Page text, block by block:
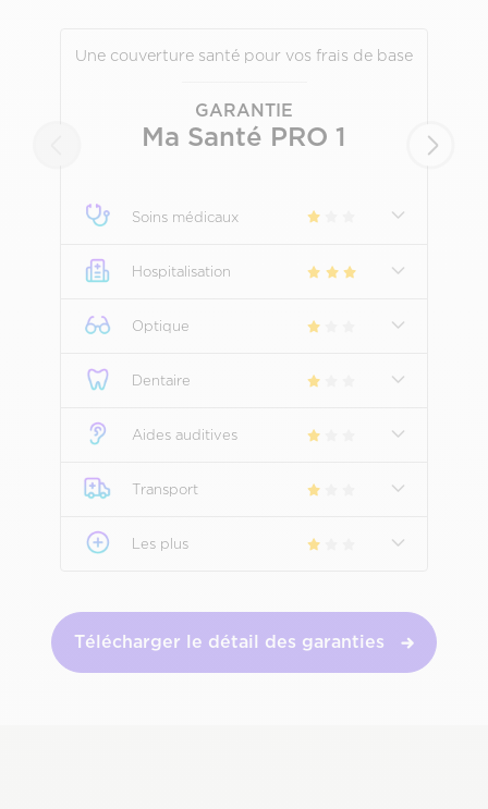
Une couverture santé pour vos frais de base
GARANTIE
Ma Santé PRO 1
Soins médicaux
Hospitalisation
Optique
Dentaire
Aides auditives
Transport
Les plus
Télécharger le détail des garanties